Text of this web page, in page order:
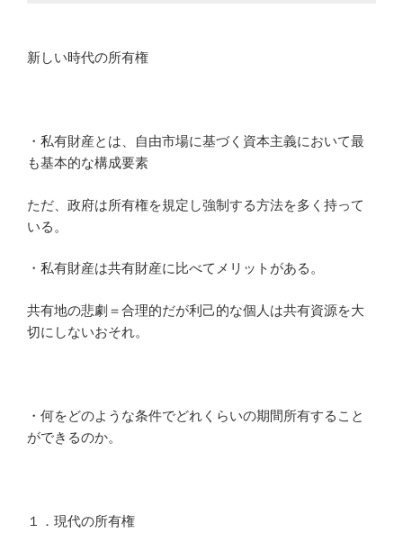
新しい時代の所有権
・私有財産とは、自由市場に基づく資本主義において最
も基本的な構成要素
ただ、政府は所有権を規定し強制する方法を多く持って
いる。
・私有財産は共有財産に比べてメリットがある。
共有地の悲劇＝合理的だが利己的な個人は共有資源を大
切にしないおそれ。
・何をどのような条件でどれくらいの期間所有すること
ができるのか。
１．現代の所有権